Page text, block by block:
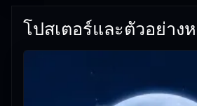
โปสเตอร์และตัวอย่าง